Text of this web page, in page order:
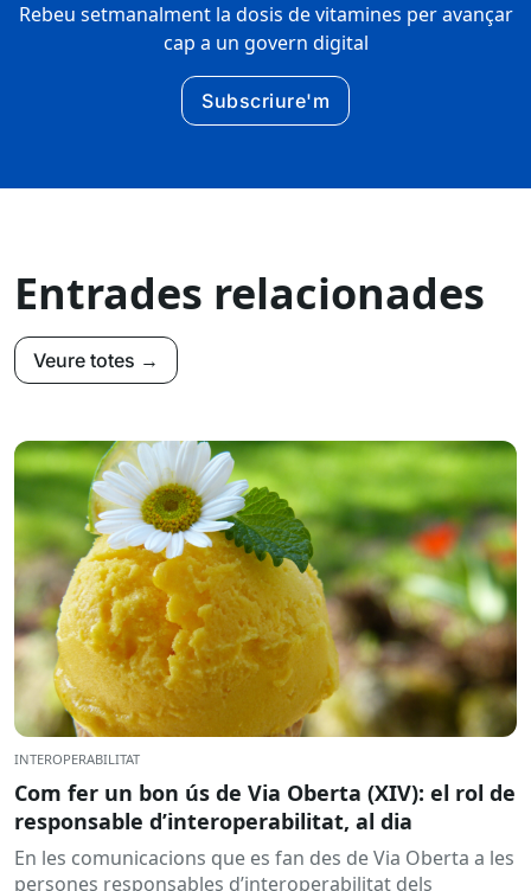
Rebeu setmanalment la dosis de vitamines per avançar
cap a un govern digital
Subscriure'm
Entrades relacionades
Veure totes →
INTEROPERABILITAT
Com fer un bon ús de Via Oberta (XIV): el rol de
responsable d’interoperabilitat, al dia
En les comunicacions que es fan des de Via Oberta a les
persones responsables d’interoperabilitat dels